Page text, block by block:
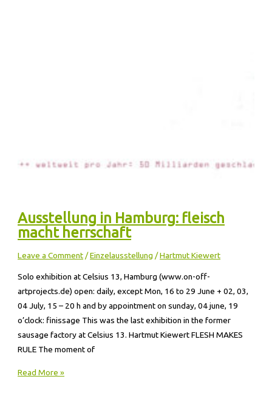
Ausstellung in Hamburg: fleisch
macht herrschaft
Leave a Comment /Einzelausstellung /Hartmut Kiewert
Solo exhibition at Celsius 13, Hamburg (www.on-off-
artprojects.de) open: daily, except Mon, 16 to 29 June + 02, 03,
04 July, 15 – 20 h and by appointment on sunday, 04 june, 19
o’clock: finissage This was the last exhibition in the former
sausage factory at Celsius 13. Hartmut Kiewert FLESH MAKES
RULE The moment of
Read More »